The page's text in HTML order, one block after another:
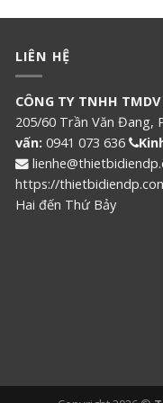
LIÊN HỆ
CÔNG TY TNHH
205/60 Trần Văn Đang,
vấn: 0941 073 636
https://
Hai đến Thứ Bảy